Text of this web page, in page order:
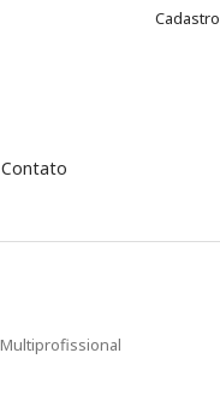
Contato
Cadastro